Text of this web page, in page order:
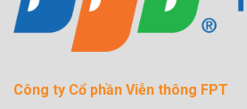
Công ty Cổ phần Viễn thông FPT